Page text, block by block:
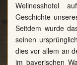
Wellnesshotel
Geschichte
Seitdem wurde
seinen
dies vor allem an
im bayerischen